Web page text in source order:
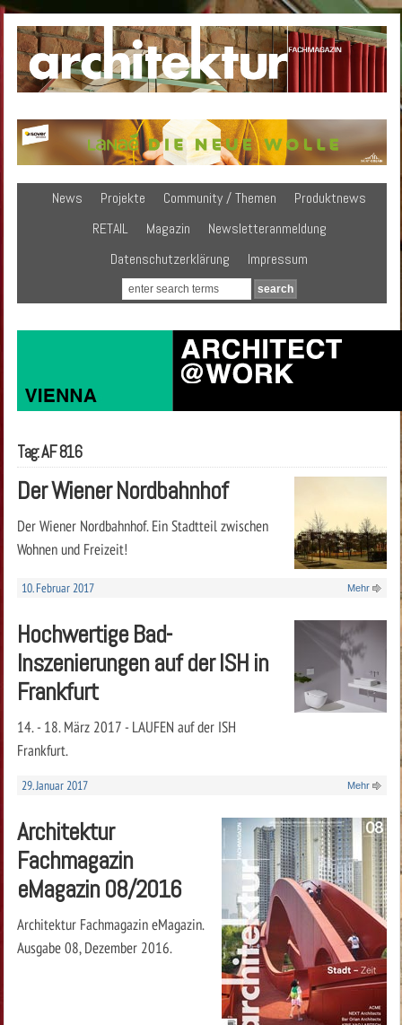
News Projekte Community / Themen
Produktnews
RETAIL
Magazin
Newsletteranmeldung
Datenschutzerklärung
Impressum
Tag: AF 816
Der Wiener Nordbahnhof
Der Wiener Nordbahnhof. Ein Stadtteil zwischen
Wohnen und Freizeit!
10. Februar 2017 Mehr
Hochwertige Bad-
Inszenierungen auf der ISH in
Frankfurt
14. - 18. März 2017 - LAUFEN auf der ISH
Frankfurt.
29. Januar 2017 Mehr
Architektur
Fachmagazin
eMagazin 08/2016
Architektur Fachmagazin eMagazin.
Ausgabe 08, Dezember 2016.